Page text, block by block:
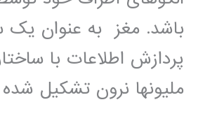
باشد. مغز به عنوان
پردازش اطلاعات با
ملیونها نرون تشکیل